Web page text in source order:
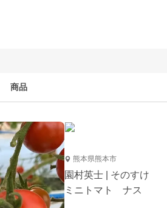
商品
熊本県熊本市
園村英士 | そのすけ
ミニトマト ナス